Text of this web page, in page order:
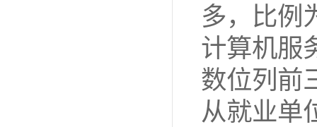
多，比例
计算机服
数位列前
从就业单